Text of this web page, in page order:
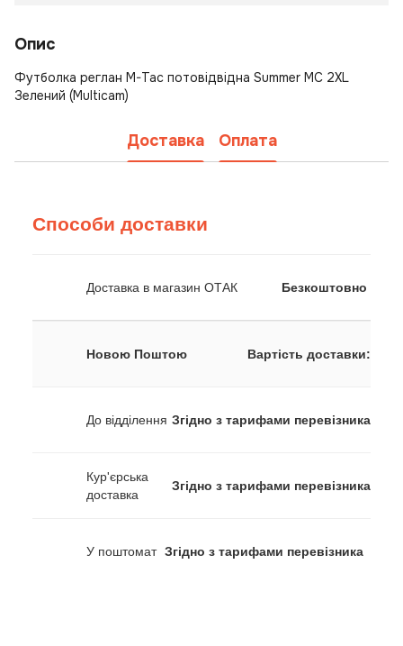
Опис
Футболка реглан M-Tac потовідвідна Summer MC 2XL
Зелений (Multicam)
Доставка Оплата
Способи доставки
Доставка в магазин ОТАК Безкоштовно
Новою Поштою Вартість доставки:
До відділення Згідно з тарифами перевізника
Кур'єрська
доставка
Згідно з тарифами перевізника
У поштомат Згідно з тарифами перевізника